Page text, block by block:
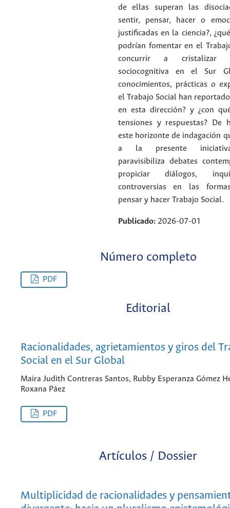
de ellas superan las
sentir, pensar, hacer o
justificadas en la ciencia?,
podrían fomentar en el
concurrir a cristalizar
sociocognitiva en el Sur
conocimientos, prácticas o
el Trabajo Social han
en esta dirección? y ¿con
tensiones y respuestas? De
este horizonte de indagación
a la presente
paravisibiliza debates
propiciar diálogos,
controversias en las
pensar y hacer Trabajo Social.
Publicado: 2026-07-01
Número completo
PDF
Editorial
Racionalidades, agrietamientos y giros del
Social en el Sur Global
Maira Judith Contreras Santos, Rubby Esperanza Gómez
Roxana Páez
PDF
Artículos / Dossier
Multiplicidad de racionalidades y